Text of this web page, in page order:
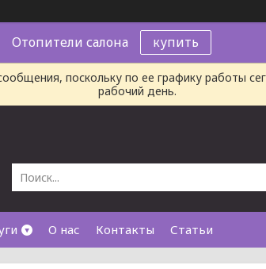
Отопители салона купить
поскольку по ее графику работы
рабочий день.
О нас Контакты Статьи